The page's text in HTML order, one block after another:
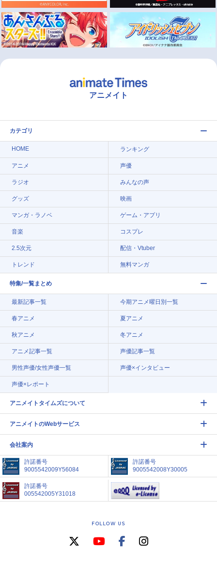
アニメイト
カテゴリ
HOME ランキング
アニメ 声優
ラジオ みんなの声
グッズ 映画
マンガ・ラノベ ゲーム・アプリ
音楽 コスプレ
2.5次元 配信・Vtuber
トレンド 無料マンガ
特集/一覧まとめ
最新記事一覧 今期アニメ曜日別一覧
春アニメ 夏アニメ
秋アニメ 冬アニメ
アニメ記事一覧 声優記事一覧
男性声優/女性声優一覧 声優×インタビュー
声優×レポート
アニメイトタイムズについて
アニメイトのWebサービス
会社案内
許諾番号
9005542009Y56084
許諾番号
9005542008Y30005
許諾番号
005542005Y31018
FOLLOW US